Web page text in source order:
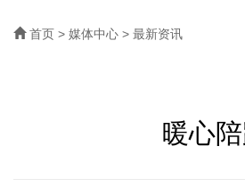
首页 > 媒体中心 > 最新资讯
暖心